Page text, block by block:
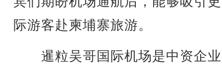
际游客赴柬埔寨旅游。
暹粒吴哥国际机场是中资企